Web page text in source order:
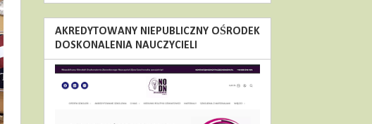
AKREDYTOWANY NIEPUBLICZNY OŚRODEK
DOSKONALENIA NAUCZYCIELI